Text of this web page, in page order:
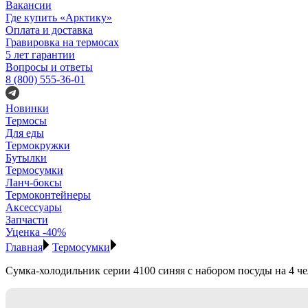
Вакансии
Где купить «Арктику»
Оплата и доставка
Гравировка на термосах
5 лет гарантии
Вопросы и ответы
8 (800) 555-36-01
Новинки
Термосы
Для еды
Термокружки
Бутылки
Термосумки
Ланч-боксы
Термоконтейнеры
Аксессуары
Запчасти
Уценка -40%
Главная
Термосумки
Сумка-холодильник серии 4100 синяя с набором посуды на 4